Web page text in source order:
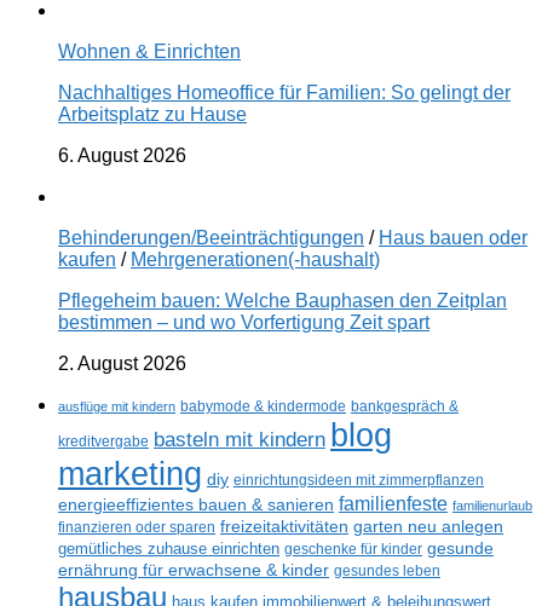
Wohnen & Einrichten
Nachhaltiges Homeoffice für Familien: So gelingt der
Arbeitsplatz zu Hause
6. August 2026
Behinderungen/Beeinträchtigungen / Haus bauen oder
kaufen / Mehrgenerationen(-haushalt)
Pflegeheim bauen: Welche Bauphasen den Zeitplan
bestimmen – und wo Vorfertigung Zeit spart
2. August 2026
ausflüge mit kindern babymode & kindermode bankgespräch &
kreditvergabe basteln mit kindern blog
marketing diy einrichtungsideen mit zimmerpflanzen
energieeffizientes bauen & sanieren familienfeste familienurlaub
finanzieren oder sparen freizeitaktivitäten garten neu anlegen
gemütliches zuhause einrichten geschenke für kinder gesunde
ernährung für erwachsene & kinder gesundes leben
hausbau haus kaufen immobilienwert & beleihungswert